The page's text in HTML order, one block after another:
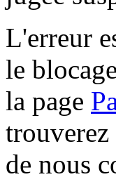
L'erreur
le
la page
de nous